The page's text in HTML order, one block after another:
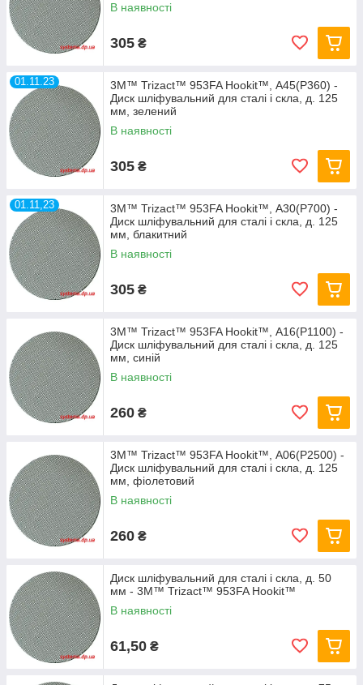
В наявності
305 ₴
01.11.23
3M™ Trizact™ 953FA Hookit™, А45(P360) -
Диск шліфувальний для сталі і скла, д. 125
мм, зелений
В наявності
305 ₴
01.11,23
3M™ Trizact™ 953FA Hookit™, А30(P700) -
Диск шліфувальний для сталі і скла, д. 125
мм, блакитний
В наявності
305 ₴
3M™ Trizact™ 953FA Hookit™, А16(P1100) -
Диск шліфувальний для сталі і скла, д. 125
мм, синій
В наявності
260 ₴
3M™ Trizact™ 953FA Hookit™, А06(P2500) -
Диск шліфувальний для сталі і скла, д. 125
мм, фіолетовий
В наявності
260 ₴
Диск шліфувальний для сталі і скла, д. 50
мм - 3M™ Trizact™ 953FA Hookit™
В наявності
61,50 ₴